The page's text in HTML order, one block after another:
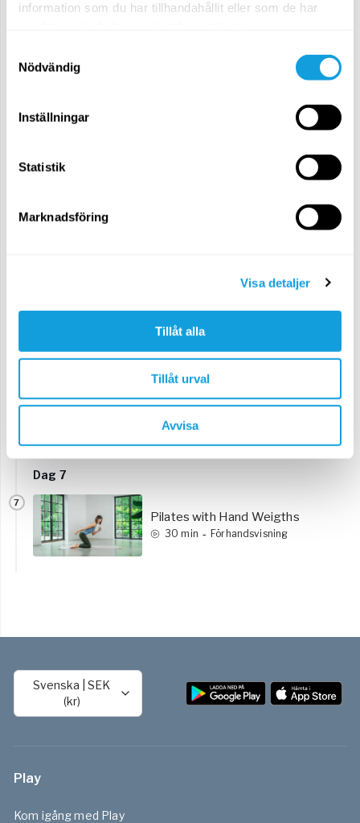
information som du har tillhandahållit eller som de har
Nödvändig
Inställningar
Statistik
Marknadsföring
Visa detaljer
Tillåt alla
Tillåt urval
Avvisa
15min - Förhandsvisning
Dag 4
Expresspass för hela kroppen
10min
6
Helkroppsträning – motståndsband
20min
Dag 7
7
Pilates with Hand Weigths
30 min - Förhandsvisning
Svenska |SEK
(kr)
Play
Kom igång med Play